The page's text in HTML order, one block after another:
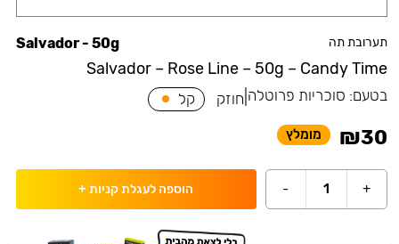
תערובת תה
Salvador – Rose Line – 50g – Candy Time
Salvador - 50g
בטעם: סוכריות פרוטלה חוזק קל
₪30 מומלץ
+
1
- הוספה לעגלת קניות +